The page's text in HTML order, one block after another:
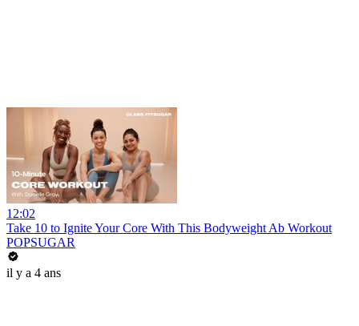
12:02
Take 10 to Ignite Your Core With This Bodyweight Ab Workout
POPSUGAR
il y a 4 ans